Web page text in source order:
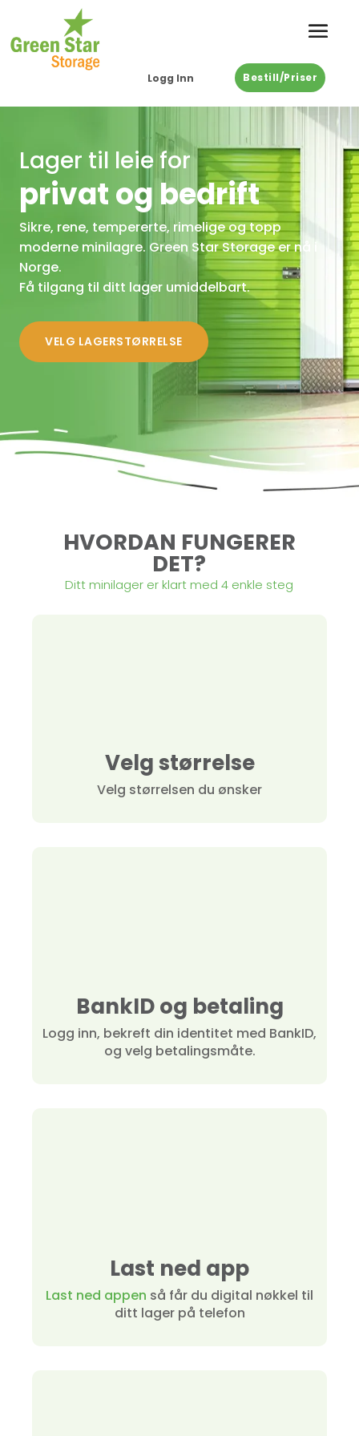
Logg Inn Bestill/Priser
Lager til leie for
privat og bedrift
Sikre, rene, tempererte, rimelige og topp
moderne minilagre. Green Star Storage er nå i
Norge.
Få tilgang til ditt lager umiddelbart.
VELG LAGERSTØRRELSE
HVORDAN FUNGERER
DET?
Ditt minilager er klart med 4 enkle steg
Velg størrelse
Velg størrelsen du ønsker
BankID og betaling
Logg inn, bekreft din identitet med BankID,
og velg betalingsmåte.
Last ned app
Last ned appen så får du digital nøkkel til
ditt lager på telefon